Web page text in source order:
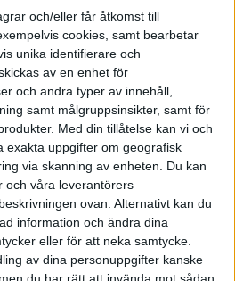
och/eller får åtkomst till
cookies, samt bearbetar
unika identifierare och
av en enhet för
och andra typer av innehåll,
samt målgruppsinsikter, samt för
Med din tillåtelse kan vi och
exakta uppgifter om geografisk
via skanning av enheten. Du kan
och våra leverantörers
ovan. Alternativt kan du
information och ändra dina
eller för att neka samtycke.
av dina personuppgifter kanske
nyhetsbrev
om de senaste nyheterna!